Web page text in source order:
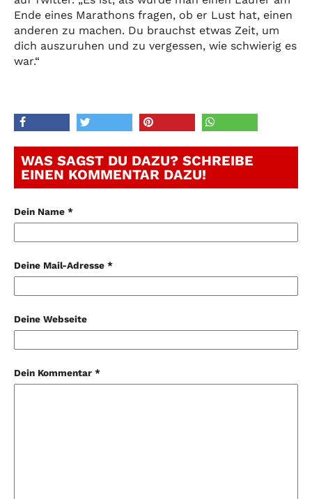
Ende eines Marathons fragen, ob er Lust hat, einen
anderen zu machen. Du brauchst etwas Zeit, um
dich auszuruhen und zu vergessen, wie schwierig es
war.“
WAS SAGST DU DAZU? SCHREIBE
EINEN KOMMENTAR DAZU!
Dein Name *
Deine Mail-Adresse *
Deine Webseite
Dein Kommentar *